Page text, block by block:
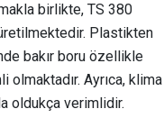
birlikte, TS 380
Plastikten
bakır boru özellikle
Ayrıca, klima
oldukça verimlidir.